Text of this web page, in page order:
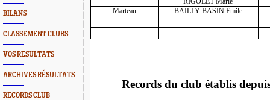
BILANS
CLASSEMENT CLUBS
VOS RESULTATS
ARCHIVES RÉSULTATS
RECORDS CLUB
Marteau
BAILLY BASIN Emile
Records du club établis